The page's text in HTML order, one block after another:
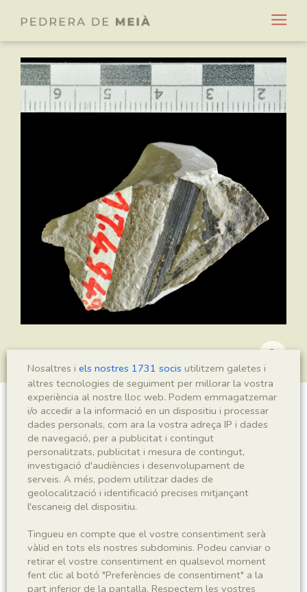
?Podozamites sp.
Sigla
MNHN 17494a
Taxonomia
Regne
Plantae
Phyllum
Spermatophyta
Nosaltres i els nostres 1731 socis utilitzem galetes i
altres tecnologies de seguiment per millorar la vostra
experiència al nostre lloc web. Podem emmagatzemar
i/o accedir a la informació en un dispositiu i processar
dades personals, com ara la vostra adreça IP i dades
de navegació, per a publicitat i contingut
personalitzats, publicitat i mesura de contingut,
investigació d'audiències i desenvolupament de
serveis. A més, podem utilitzar dades de
geolocalització i identificació precises mitjançant
l'escaneig del dispositiu.
Tingueu en compte que el vostre consentiment serà
vàlid en tots els nostres subdominis. Podeu canviar o
retirar el vostre consentiment en qualsevol moment
fent clic al botó "Preferències de consentiment" a la
part inferior de la pantalla. Respectem les vostres